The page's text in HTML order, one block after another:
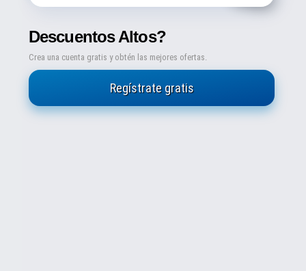
Descuentos Altos?
Crea una cuenta gratis y obtén las mejores ofertas.
Regístrate gratis